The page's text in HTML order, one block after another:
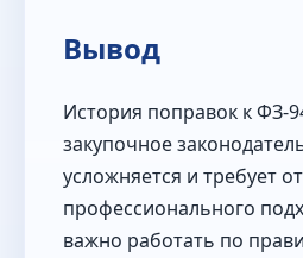
Вывод
История поправок к
закупочное
усложняется и требует
профессионального
важно работать по